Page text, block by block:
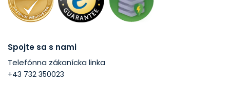
Spojte sa s nami
Telefónna zákanícka linka
+43 732 350023